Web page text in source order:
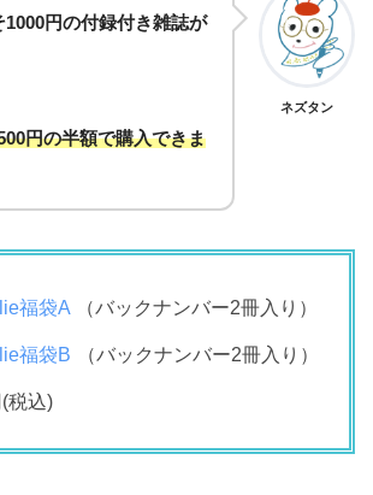
1000円の付録付き雑誌が
円の半額で購入できま
ネズタン
福袋A （バックナンバー2冊入り）
福袋B （バックナンバー2冊入り）
税込)